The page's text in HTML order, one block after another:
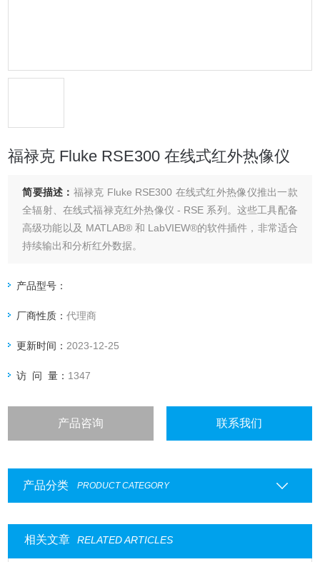
福禄克 Fluke RSE300 在线式红外热像仪
简要描述： 福禄克 Fluke RSE300 在线式红外热像仪推出一款
全辐射、在线式福禄克红外热像仪 - RSE 系列。这些工具配备
高级功能以及 MATLAB® 和 LabVIEW®的软件插件，非常适合
持续输出和分析红外数据。
产品型号：
厂商性质：代理商
更新时间： 2023-12-25
访 问 量： 1347
产品咨询 联系我们
产品分类 PRODUCT CATEGORY
相关文章 RELATED ARTICLES